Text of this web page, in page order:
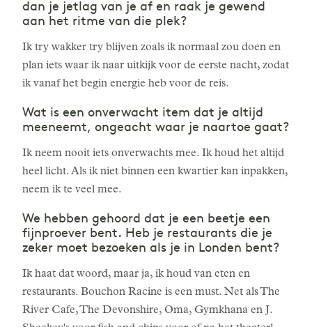
dan je jetlag van je af en raak je gewend
aan het ritme van die plek?
Ik try wakker try blijven zoals ik normaal zou doen en
plan iets waar ik naar uitkijk voor de eerste nacht, zodat
ik vanaf het begin energie heb voor de reis.
Wat is een onverwacht item dat je altijd
meeneemt, ongeacht waar je naartoe gaat?
Ik neem nooit iets onverwachts mee. Ik houd het altijd
heel licht. Als ik niet binnen een kwartier kan inpakken,
neem ik te veel mee.
We hebben gehoord dat je een beetje een
fijnproever bent. Heb je restaurants die je
zeker moet bezoeken als je in Londen bent?
Ik haat dat woord, maar ja, ik houd van eten en
restaurants. Bouchon Racine is een must. Net als The
River Cafe, The Devonshire, Oma, Gymkhana en J.